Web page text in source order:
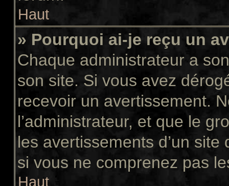
Haut
» Pourquoi ai-je reçu un
Chaque administrateur a
son site. Si vous avez
recevoir un avertissement.
l’administrateur, et que le
les avertissements d’un
si vous ne comprenez pas
Haut